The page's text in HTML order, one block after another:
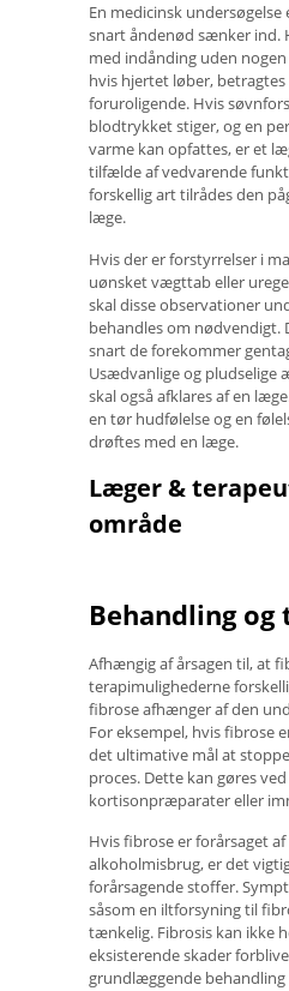
En medicinsk undersøgelse
snart åndenød sænker ind.
med indånding uden
hvis hjertet løber,
foruroligende. Hvis
blodtrykket stiger, og en
varme kan opfattes, er et
tilfælde af vedvarende
forskellig art tilrådes den
læge.
Hvis der er forstyrrelser i
uønsket vægttab eller
skal disse observationer
behandles om nødvendigt.
snart de forekommer
Usædvanlige og pludselige
skal også afklares af en
en tør hudfølelse og en
drøftes med en læge.
Læger &
område
Behandling og
Afhængig af årsagen til, at
terapimulighederne
fibrose afhænger af den
For eksempel, hvis fibrose
det ultimative mål at
proces. Dette kan gøres
kortisonpræparater eller
Hvis fibrose er forårsaget
alkoholmisbrug, er det
forårsagende stoffer.
såsom en iltforsyning til
tænkelig. Fibrosis kan ikke
eksisterende skader
grundlæggende